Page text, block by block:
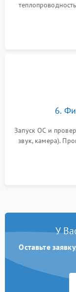
шлейфов, модулей
6.
Запуск ОС и
звук, камера).
для контроля
У
Оставьте